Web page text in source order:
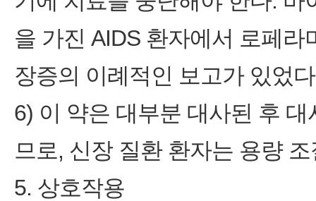
을 가진 AIDS 환자에서 로페
장증의 이례적인 보고가 있었
6) 이 약은 대부분 대사된 후
므로, 신장 질환 환자는 용량
5. 상호작용